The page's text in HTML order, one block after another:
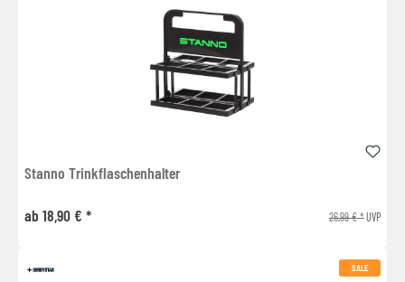
Stanno Trinkflaschenhalter
ab 18,90 € * 26,99 € *UVP
SALE